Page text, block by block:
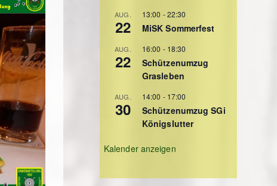
AUG.
22
13:00 -22:30
MiSK Sommerfest
AUG.
22
16:00 - 18:30
Schützenumzug
Grasleben
AUG.
30
14:00 - 17:00
Schützenumzug SGi
Königslutter
Kalender anzeigen